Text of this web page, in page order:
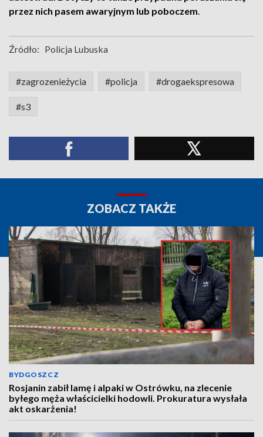
przez nich pasem awaryjnym lub poboczem.
Źródło: Policja Lubuska
#zagrozenieżycia #policja #drogaekspresowa
#s3
ZOBACZ TAKŻE
BYDGOSZCZ
Rosjanin zabił lamę i alpaki w Ostrówku, na zlecenie
byłego męża właścicielki hodowli. Prokuratura wysłała
akt oskarżenia!